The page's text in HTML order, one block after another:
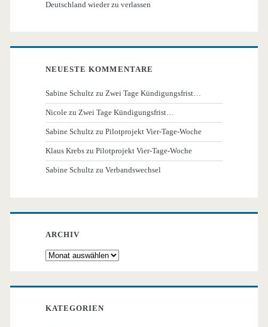
Deutschland wieder zu verlassen
NEUESTE KOMMENTARE
Sabine Schultz zuZwei Tage Kündigungsfrist…
Nicole zuZwei Tage Kündigungsfrist…
Sabine Schultz zuPilotprojekt Vier-Tage-Woche
Klaus Krebs zuPilotprojekt Vier-Tage-Woche
Sabine Schultz zuVerbandswechsel
ARCHIV
Archiv
KATEGORIEN